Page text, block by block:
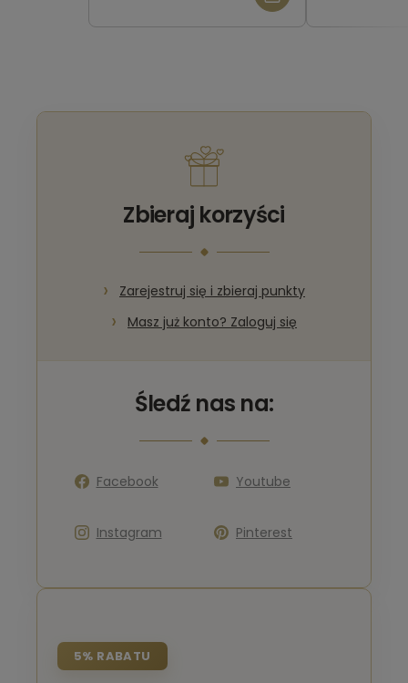
Zbieraj korzyści
Zarejestruj się i zbieraj punkty
Masz już konto? Zaloguj się
Śledź nas na:
Facebook Youtube
Instagram Pinterest
5% RABATU